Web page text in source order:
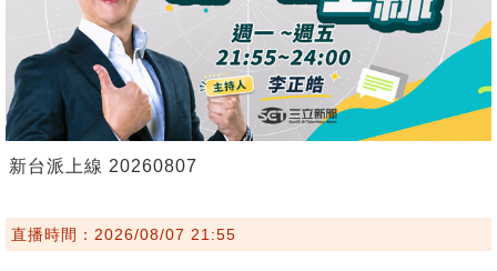
新台派上線 20260807
直播時間：2026/08/07 21:55